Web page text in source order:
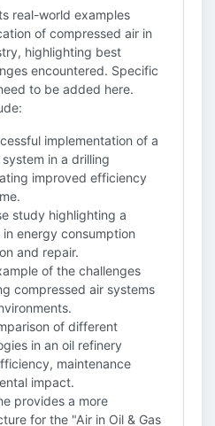
real-world examples
of compressed air in
highlighting best
encountered. Specific
to be added here.
implementation of a
in a drilling
improved efficiency
study highlighting a
energy consumption
and repair.
of the challenges
compressed air systems
of different
in an oil refinery
maintenance
impact.
provides a more
for the "Air in Oil & Gas